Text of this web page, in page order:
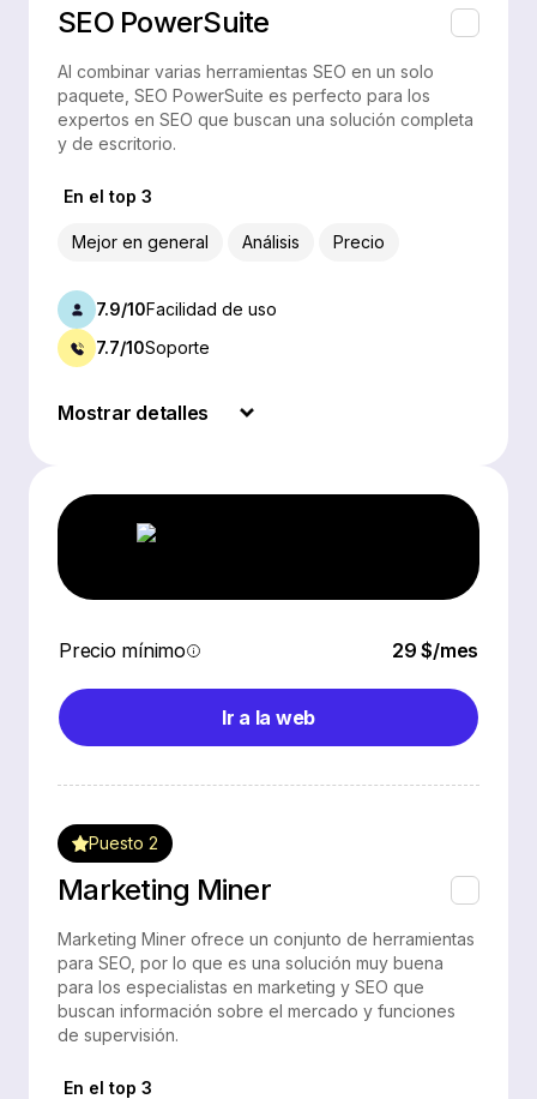
SEO PowerSuite
Al combinar varias herramientas SEO en un solo
paquete, SEO PowerSuite es perfecto para los
expertos en SEO que buscan una solución completa
y de escritorio.
En el top 3
Mejor en general Análisis Precio
7.9/10Facilidad de uso
7.7/10Soporte
Mostrar detalles
Precio mínimo 29 $/mes
Ir a la web
Marketing Miner
Puesto 2
Marketing Miner ofrece un conjunto de herramientas
para SEO, por lo que es una solución muy buena
para los especialistas en marketing y SEO que
buscan información sobre el mercado y funciones
de supervisión.
En el top 3